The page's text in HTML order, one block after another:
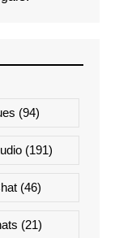
(94)
(191)
(46)
(21)